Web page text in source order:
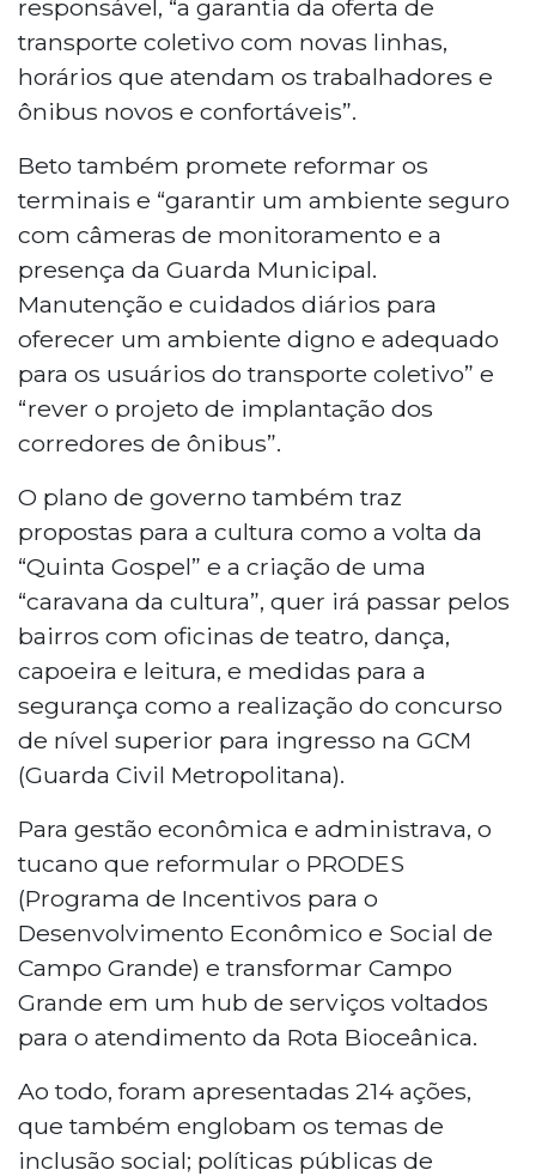
responsável, “a garantia da oferta de
transporte coletivo com novas linhas,
horários que atendam os trabalhadores e
ônibus novos e confortáveis”.
Beto também promete reformar os
terminais e “garantir um ambiente seguro
com câmeras de monitoramento e a
presença da Guarda Municipal.
Manutenção e cuidados diários para
oferecer um ambiente digno e adequado
para os usuários do transporte coletivo” e
“rever o projeto de implantação dos
corredores de ônibus”.
O plano de governo também traz
propostas para a cultura como a volta da
“Quinta Gospel” e a criação de uma
“caravana da cultura”, quer irá passar pelos
bairros com oficinas de teatro, dança,
capoeira e leitura, e medidas para a
segurança como a realização do concurso
de nível superior para ingresso na GCM
(Guarda Civil Metropolitana).
Para gestão econômica e administrava, o
tucano que reformular o PRODES
(Programa de Incentivos para o
Desenvolvimento Econômico e Social de
Campo Grande) e transformar Campo
Grande em um hub de serviços voltados
para o atendimento da Rota Bioceânica.
Ao todo, foram apresentadas 214 ações,
que também englobam os temas de
inclusão social; políticas públicas de